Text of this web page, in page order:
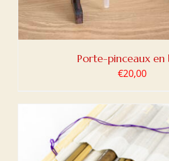
Porte-pinceaux en
€20,00